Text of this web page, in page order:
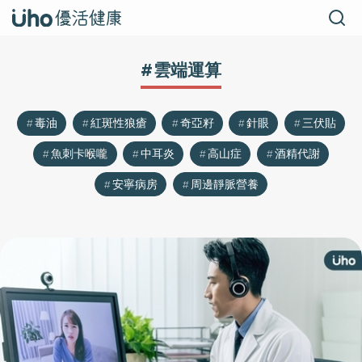
#雲端運算
毒油 紅斑性狼瘡 奇亞籽 針眼
三伏貼
魚刺卡喉嚨
中耳炎 高山症
酒精代謝
安寧病房
周邊靜脈營養